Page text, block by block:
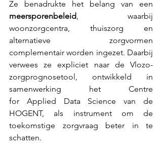
meersporenbeleid, waarbij
woonzorgcentra, thuiszorg en
alternatieve zorgvormen
complementair worden ingezet. Daarbij
verwees ze expliciet naar de Vlozo-
zorgprognosetool, ontwikkeld in
samenwerking het Centre
for Applied Data Science van de
HOGENT, als instrument om de
toekomstige zorgvraag beter in te
schatten.